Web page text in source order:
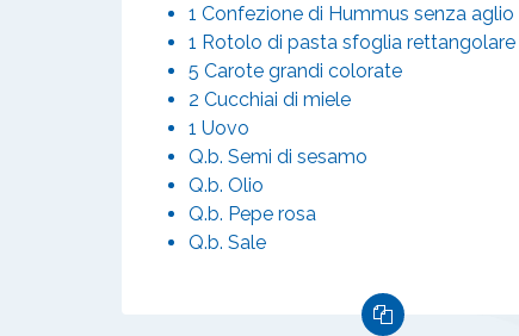
1 Confezione di Hummus senza aglio
1 Rotolo di pasta sfoglia rettangolare
5 Carote grandi colorate
2 Cucchiai di miele
1 Uovo
Q.b. Semi di sesamo
Q.b. Olio
Q.b. Pepe rosa
Q.b. Sale